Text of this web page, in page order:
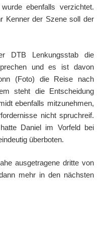
ebenfalls verzichtet.
Kenner der Szene soll der
DTB Lenkungsstab die
und es ist davon
(Foto) die Reise nach
steht die Entscheidung
ebenfalls mitzunehmen,
nicht spruchreif.
Daniel im Vorfeld bei
überboten.
ausgetragene dritte von
mehr in den nächsten